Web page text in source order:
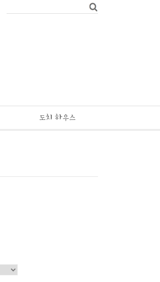
도치 하우스